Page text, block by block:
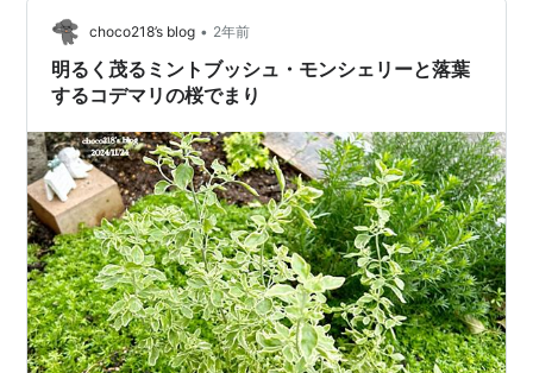
choco218’s blog • 2年前
明るく茂るミントブッシュ・モンシェリーと落葉
するコデマリの桜でまり